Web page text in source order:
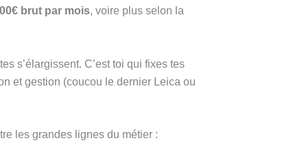
brut par mois, voire plus selon la
s’élargissent. C’est toi qui fixes tes
et gestion (coucou le dernier Leica ou
les grandes lignes du métier :